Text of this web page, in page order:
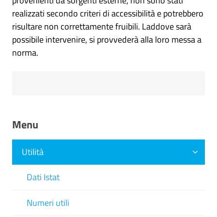
realizzati secondo criteri di accessibilità e potrebbero
risultare non correttamente fruibili. Laddove sarà
possibile intervenire, si provvederà alla loro messa a
norma.
Menu
Utilità
Dati Istat
Numeri utili